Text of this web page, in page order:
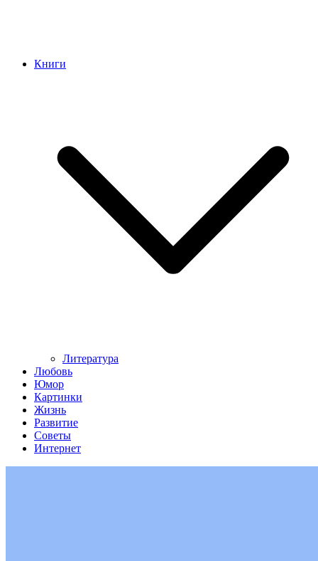
Книги
Литература
Любовь
Юмор
Картинки
Жизнь
Развитие
Советы
Интернет